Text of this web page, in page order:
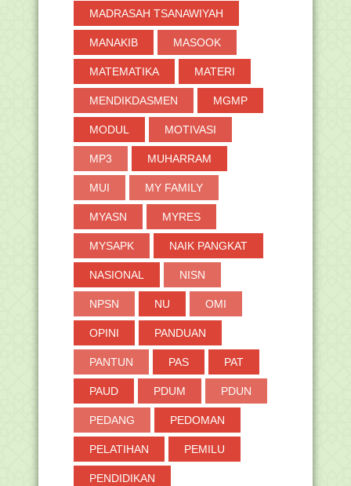
MADRASAH TSANAWIYAH
MANAKIB MASOOK
MATEMATIKA MATERI
MENDIKDASMEN MGMP
MODUL MOTIVASI
MP3 MUHARRAM
MUI MY FAMILY
MYASN MYRES
MYSAPK NAIK PANGKAT
NASIONAL NISN
NPSN NU OMI
OPINI PANDUAN
PANTUN PAS PAT
PAUD PDUM PDUN
PEDANG PEDOMAN
PELATIHAN PEMILU
PENDIDIKAN